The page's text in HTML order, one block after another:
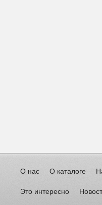
О нас О каталоге
Это интересно